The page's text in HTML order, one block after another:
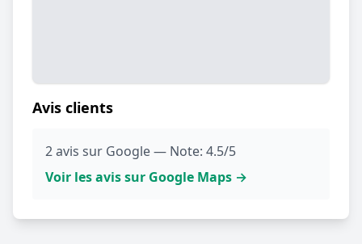
Avis clients
2 avis sur Google — Note: 4.5/5
Voir les avis sur Google Maps →